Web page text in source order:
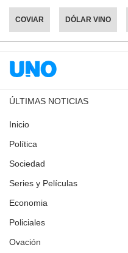
COVIAR DÓLAR VINO
ÚLTIMAS NOTICIAS
Inicio
Política
Sociedad
Series y Películas
Economia
Policiales
Ovación